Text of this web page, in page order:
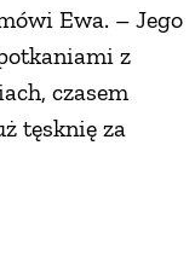
Ewa. – Jego
z
czasem
tęsknię za